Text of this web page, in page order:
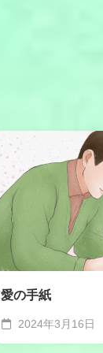
愛の手紙
2024年3月16日